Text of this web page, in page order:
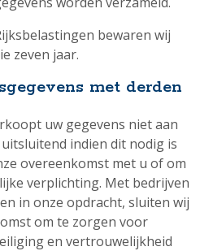
bewaren wij
zeven jaar.
met derden
uw gegevens niet aan
indien dit nodig is
overeenkomst met u of om
verplichting. Met bedrijven
in onze opdracht, sluiten wij
om te zorgen voor
en vertrouwelijkheid